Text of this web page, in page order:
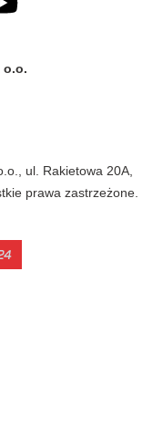
o.o.
ul. Rakietowa 20A,
prawa zastrzeżone.